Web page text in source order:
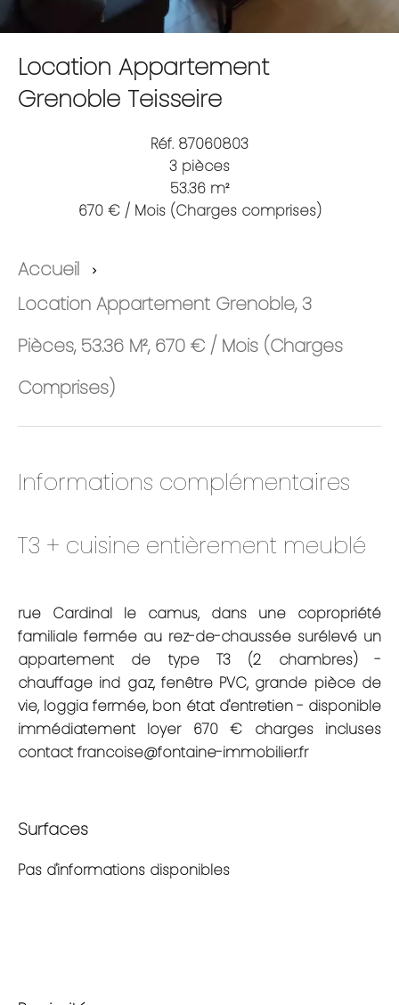
Location Appartement
Grenoble Teisseire
Réf. 87060803
3 pièces
53.36 m²
670 € / Mois (Charges comprises)
Accueil
Location Appartement Grenoble, 3
Pièces, 53.36 M², 670 € / Mois (Charges
Comprises)
Informations complémentaires
T3 + cuisine entièrement meublé
rue Cardinal le camus, dans une copropriété
familiale fermée au rez-de-chaussée surélevé un
appartement de type T3 (2 chambres) -
chauffage ind gaz, fenêtre PVC, grande pièce de
vie, loggia fermée, bon état d'entretien - disponible
immédiatement loyer 670 € charges incluses
contact francoise@fontaine-immobilier.fr
Surfaces
Pas d'informations disponibles